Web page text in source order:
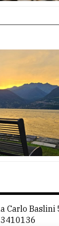
Carlo Baslini